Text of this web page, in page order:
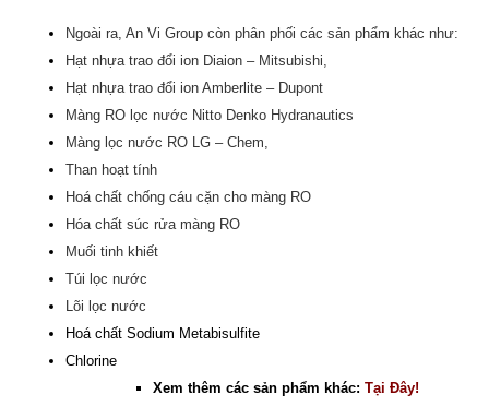
Ngoài ra, An Vi Group còn phân phối các sản phẩm khác như:
Hạt nhựa trao đổi ion Diaion – Mitsubishi,
Hạt nhựa trao đổi ion Amberlite – Dupont
Màng RO lọc nước Nitto Denko Hydranautics
Màng lọc nước RO LG – Chem,
Than hoạt tính
Hoá chất chống cáu cặn cho màng RO
Hóa chất súc rửa màng RO
Muối tinh khiết
Túi lọc nước
Lõi lọc nước
Hoá chất Sodium Metabisulfite
Chlorine
Xem thêm các sản phẩm khác: Tại Đây!